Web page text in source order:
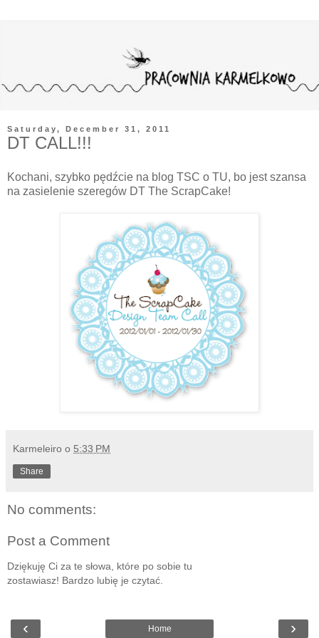
Saturday, December 31, 2011
DT CALL!!!
Kochani, szybko pędźcie na blog TSC o TU, bo jest szansa
na zasielenie szeregów DT The ScrapCake!
Karmeleiro o 5:33 PM
Share
No comments:
Post a Comment
Dziękuję Ci za te słowa, które po sobie tu
zostawiasz! Bardzo lubię je czytać.
‹ ›
Home